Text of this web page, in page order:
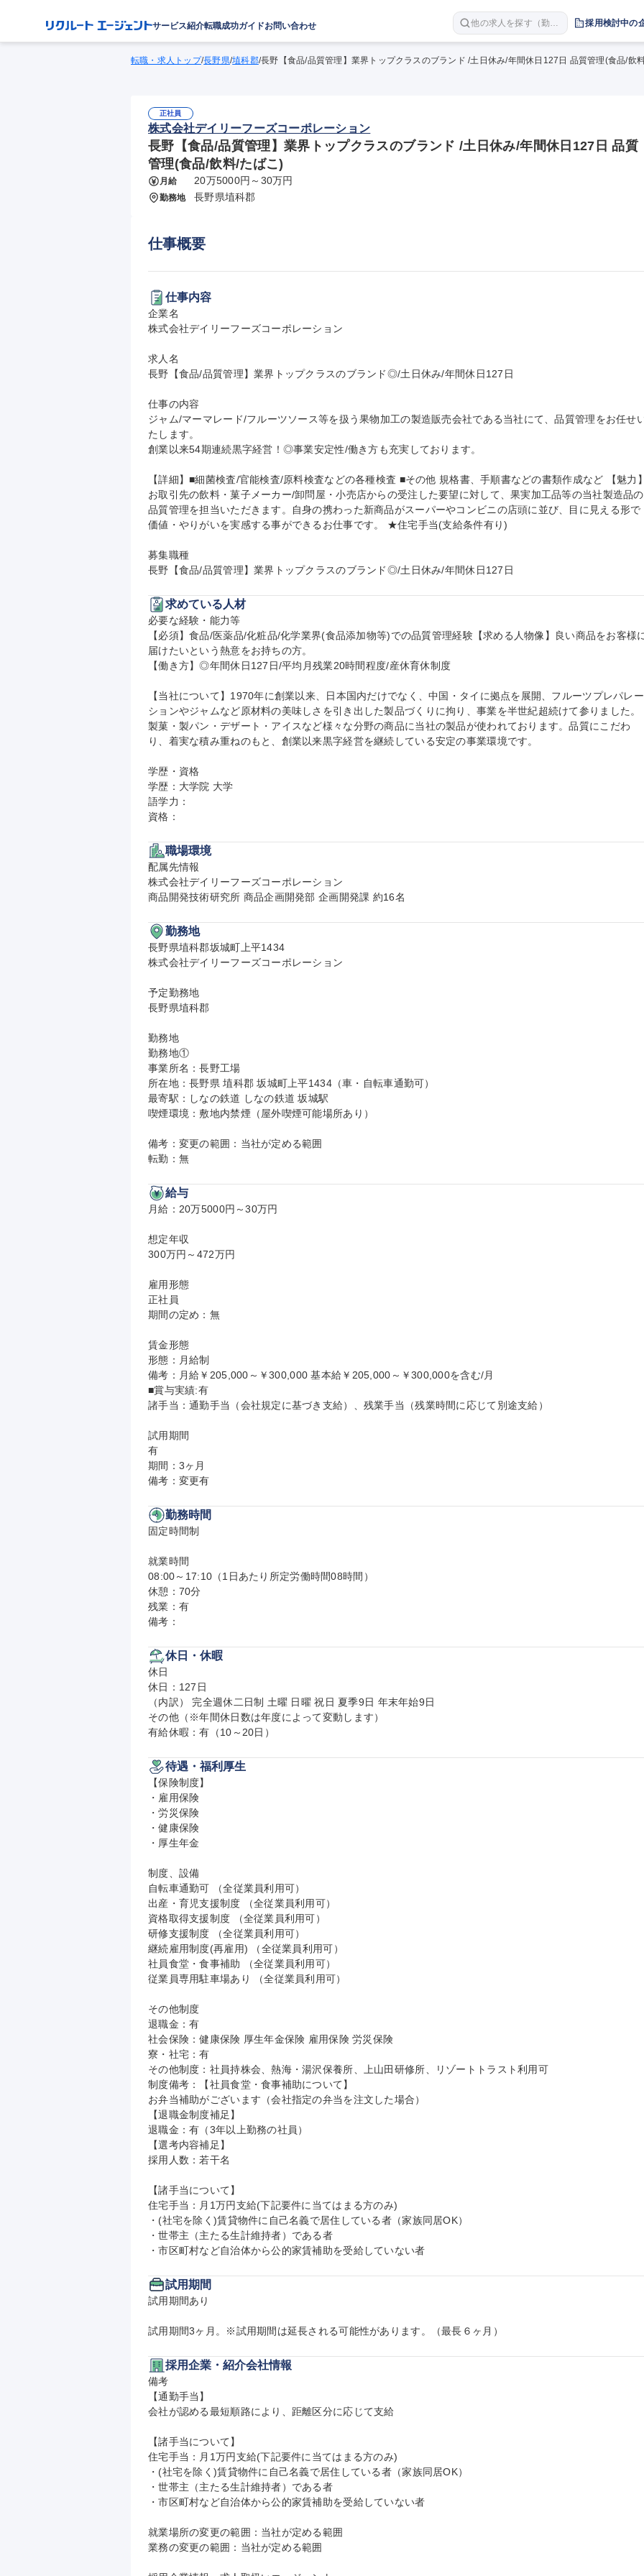
サービス紹介転職成功ガイドお問い合わせ
他の求人を探す（勤務
地 職種 年収など）
採用検討中の
転職・求人トップ/長野県/埴科郡/長野【食品/品質管理】業界トップクラスのブランド /土日休み/年間休日127日 品質管理(食品/飲
正社員
株式会社デイリーフーズコーポレーション
長野【食品/品質管理】業界トップクラスのブランド /土日休み/年間休日127日 品質
管理(食品/飲料/たばこ)
月給 20万5000円～30万円
勤務地 長野県埴科郡
仕事概要
仕事内容
企業名
株式会社デイリーフーズコーポレーション
求人名
長野【食品/品質管理】業界トップクラスのブランド◎/土日休み/年間休日127日
仕事の内容
ジャム/マーマレード/フルーツソース等を扱う果物加工の製造販売会社である当社にて、品質管理をお任せ
たします。
創業以来54期連続黒字経営！◎事業安定性/働き方も充実しております。
【詳細】■細菌検査/官能検査/原料検査などの各種検査 ■その他 規格書、手順書などの書類作成など 【魅力
お取引先の飲料・菓子メーカー/卸問屋・小売店からの受注した要望に対して、果実加工品等の当社製造品の
品質管理を担当いただきます。自身の携わった新商品がスーパーやコンビニの店頭に並び、目に見える形で
価値・やりがいを実感する事ができるお仕事です。 ★住宅手当(支給条件有り)
募集職種
長野【食品/品質管理】業界トップクラスのブランド◎/土日休み/年間休日127日
求めている人材
必要な経験・能力等
【必須】食品/医薬品/化粧品/化学業界(食品添加物等)での品質管理経験【求める人物像】良い商品をお客様
届けたいという熱意をお持ちの方。
【働き方】◎年間休日127日/平均月残業20時間程度/産休育休制度
【当社について】1970年に創業以来、日本国内だけでなく、中国・タイに拠点を展開、フルーツプレパレー
ションやジャムなど原材料の美味しさを引き出した製品づくりに拘り、事業を半世紀超続けて参りました。
製菓・製パン・デザート・アイスなど様々な分野の商品に当社の製品が使われております。品質にこだわ
り、着実な積み重ねのもと、創業以来黒字経営を継続している安定の事業環境です。
学歴・資格
学歴：大学院 大学
語学力：
資格：
職場環境
配属先情報
株式会社デイリーフーズコーポレーション
商品開発技術研究所 商品企画開発部 企画開発課 約16名
勤務地
長野県埴科郡坂城町上平1434
株式会社デイリーフーズコーポレーション
予定勤務地
長野県埴科郡
勤務地
勤務地①
事業所名：長野工場
所在地：長野県 埴科郡 坂城町上平1434（車・自転車通勤可）
最寄駅：しなの鉄道 しなの鉄道 坂城駅
喫煙環境：敷地内禁煙（屋外喫煙可能場所あり）
備考：変更の範囲：当社が定める範囲
転勤：無
給与
月給：20万5000円～30万円
想定年収
300万円～472万円
雇用形態
正社員
期間の定め：無
賃金形態
形態：月給制
備考：月給￥205,000～￥300,000 基本給￥205,000～￥300,000を含む/月
■賞与実績:有
諸手当：通勤手当（会社規定に基づき支給）、残業手当（残業時間に応じて別途支給）
試用期間
有
期間：3ヶ月
備考：変更有
勤務時間
固定時間制
就業時間
08:00～17:10（1日あたり所定労働時間08時間）
休憩：70分
残業：有
備考：
休日・休暇
休日
休日：127日
（内訳） 完全週休二日制 土曜 日曜 祝日 夏季9日 年末年始9日
その他（※年間休日数は年度によって変動します）
有給休暇：有（10～20日）
待遇・福利厚生
【保険制度】
・雇用保険
・労災保険
・健康保険
・厚生年金
制度、設備
自転車通勤可 （全従業員利用可）
出産・育児支援制度 （全従業員利用可）
資格取得支援制度 （全従業員利用可）
研修支援制度 （全従業員利用可）
継続雇用制度(再雇用) （全従業員利用可）
社員食堂・食事補助 （全従業員利用可）
従業員専用駐車場あり （全従業員利用可）
その他制度
退職金：有
社会保険：健康保険 厚生年金保険 雇用保険 労災保険
寮・社宅：有
その他制度：社員持株会、熱海・湯沢保養所、上山田研修所、リゾートトラスト利用可
制度備考：【社員食堂・食事補助について】
お弁当補助がございます（会社指定の弁当を注文した場合）
【退職金制度補足】
退職金：有（3年以上勤務の社員）
【選考内容補足】
採用人数：若干名
【諸手当について】
住宅手当：月1万円支給(下記要件に当てはまる方のみ)
・(社宅を除く)賃貸物件に自己名義で居住している者（家族同居OK）
・世帯主（主たる生計維持者）である者
・市区町村など自治体から公的家賃補助を受給していない者
試用期間
試用期間あり
試用期間3ヶ月。※試用期間は延長される可能性があります。（最長６ヶ月）
採用企業・紹介会社情報
備考
【通勤手当】
会社が認める最短順路により、距離区分に応じて支給
【諸手当について】
住宅手当：月1万円支給(下記要件に当てはまる方のみ)
・(社宅を除く)賃貸物件に自己名義で居住している者（家族同居OK）
・世帯主（主たる生計維持者）である者
・市区町村など自治体から公的家賃補助を受給していない者
就業場所の変更の範囲：当社が定める範囲
業務の変更の範囲：当社が定める範囲